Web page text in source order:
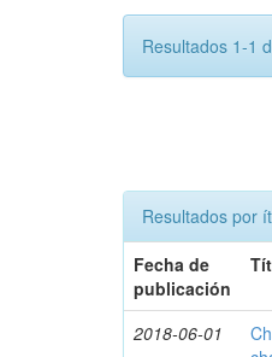
Resultados 1-1
Resultados por
Fecha de
publicación
2018-06-01